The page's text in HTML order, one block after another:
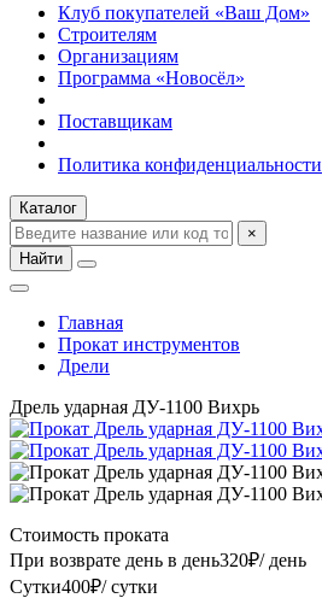
Клуб покупателей «Ваш Дом»
Строителям
Организациям
Программа «Новосёл»
Поставщикам
Политика конфиденциальности
Каталог
×
Найти
Главная
Прокат инструментов
Дрели
Дрель ударная ДУ-1100 Вихрь
Стоимость проката
При возврате день в день320₽/ день
Сутки400₽/ сутки